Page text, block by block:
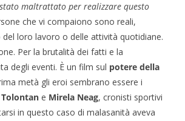
maltrattato per realizzare questo
che vi compaiono sono reali,
del loro lavoro o delle attività quotidiane.
Per la brutalità dei fatti e la
degli eventi. È un film sul potere della
metà gli eroi sembrano essere i
e Mirela Neag, cronisti sportivi
in questo caso di malasanità aveva